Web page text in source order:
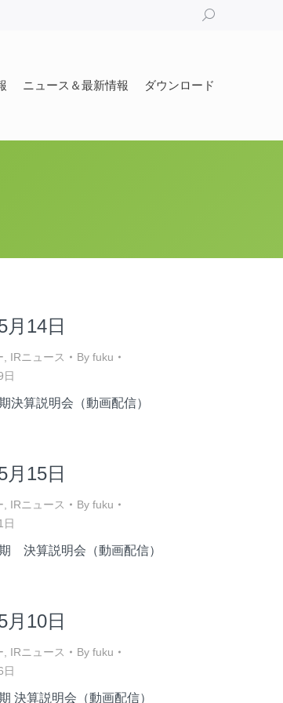
Search:
ニュース＆最新情報 ダウンロード
月14日
IRニュース By fuku
決算説明会（動画配信）
月15日
IRニュース By fuku
決算説明会（動画配信）
月10日
IRニュース By fuku
決算説明会（動画配信）
ダウンロード